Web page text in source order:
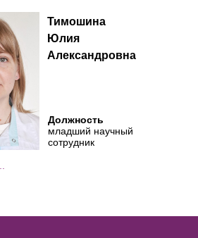
Тимошина
Юлия
Александровна
Должность
младший научный
сотрудник